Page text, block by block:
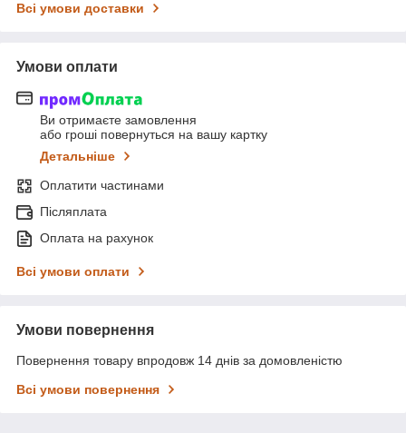
Всі умови доставки
Умови оплати
Ви отримаєте замовлення
або гроші повернуться на вашу картку
Детальніше
Оплатити частинами
Післяплата
Оплата на рахунок
Всі умови оплати
Умови повернення
Повернення товару впродовж 14 днів за домовленістю
Всі умови повернення